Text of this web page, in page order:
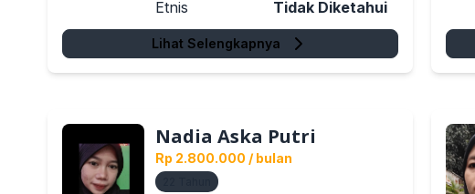
Etnis
Tidak Diketahui
Lihat Selengkapnya
Nadia Aska Putri
Rp 2.800.000 / bulan